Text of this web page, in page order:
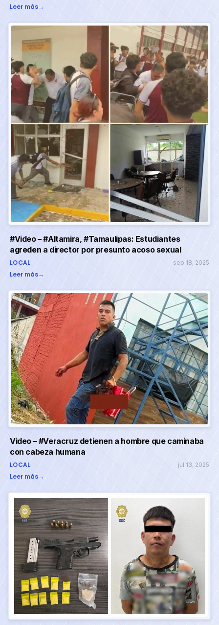
Leer más→
#Video – #Altamira, #Tamaulipas: Estudiantes
agreden a director por presunto acoso sexual
LOCAL sep 18, 2025
Leer más→
Video – #Veracruz detienen a hombre que caminaba
con cabeza humana
LOCAL jul 13, 2025
Leer más→